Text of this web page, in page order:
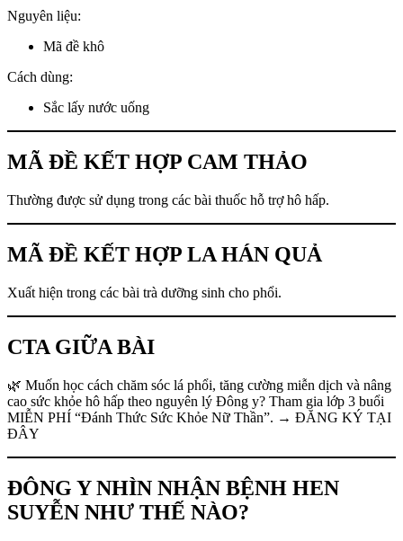
Nguyên liệu:
Mã đề khô
Cách dùng:
Sắc lấy nước uống
MÃ ĐỀ KẾT HỢP CAM THẢO
Thường được sử dụng trong các bài thuốc hỗ trợ hô hấp.
MÃ ĐỀ KẾT HỢP LA HÁN QUẢ
Xuất hiện trong các bài trà dưỡng sinh cho phổi.
CTA GIỮA BÀI
🌿 Muốn học cách chăm sóc lá phổi, tăng cường miễn dịch và nâng
cao sức khỏe hô hấp theo nguyên lý Đông y? Tham gia lớp 3 buổi
MIỄN PHÍ “Đánh Thức Sức Khỏe Nữ Thần”. → ĐĂNG KÝ TẠI
ĐÂY
ĐÔNG Y NHÌN NHẬN BỆNH HEN
SUYỄN NHƯ THẾ NÀO?